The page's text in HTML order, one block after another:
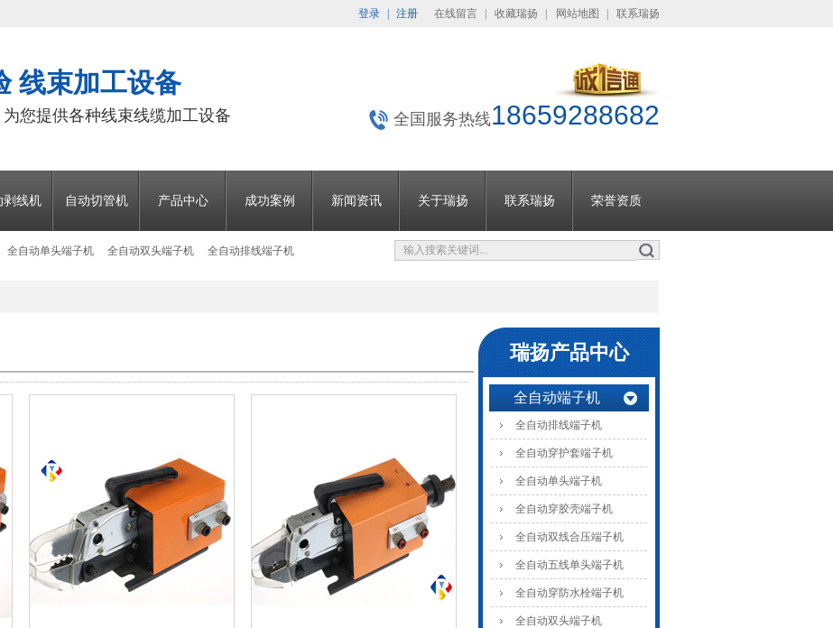
登录 注册 在线留言 收藏瑞扬 网站地图 联系瑞扬
线束加工设备
您提供各种线束线缆加工设备 全国服务热线18659288682
剥线机 自动切管机 产品中心 成功案例 新闻资讯 关于瑞扬 联系瑞扬 荣誉资质
全自动单头端子机 全自动双头端子机 全自动排线端子机
瑞扬产品中心
全自动端子机
全自动排线端子机
全自动穿护套端子机
全自动单头端子机
全自动穿胶壳端子机
全自动双线合压端子机
全自动五线单头端子机
全自动穿防水栓端子机
全自动双头端子机